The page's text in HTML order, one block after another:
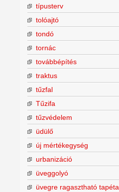
típusterv
tolóajtó
tondó
tornác
továbbépítés
traktus
tűzfal
Tűzifa
tűzvédelem
üdülő
új mértékegység
urbanizáció
üveggolyó
üvegre ragasztható tapéta